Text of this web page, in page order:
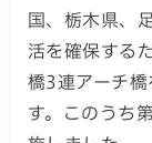
国、栃木県、
活を確保する
橋3連アーチ
す。このうち